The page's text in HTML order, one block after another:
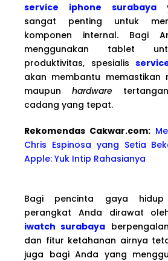
service iphone surabaya
sangat penting untuk
komponen internal. Bagi
menggunakan tablet
produktivitas, spesialis
akan membantu memastikan
maupun hardware
cadang yang tepat.
Rekomendas Cakwar.com:
Chris Espinosa yang Setia
Apple: Yuk Intip Rahasianya
Bagi pencinta gaya
perangkat Anda dirawat
iwatch surabaya
dan fitur ketahanan airnya
juga bagi Anda yang